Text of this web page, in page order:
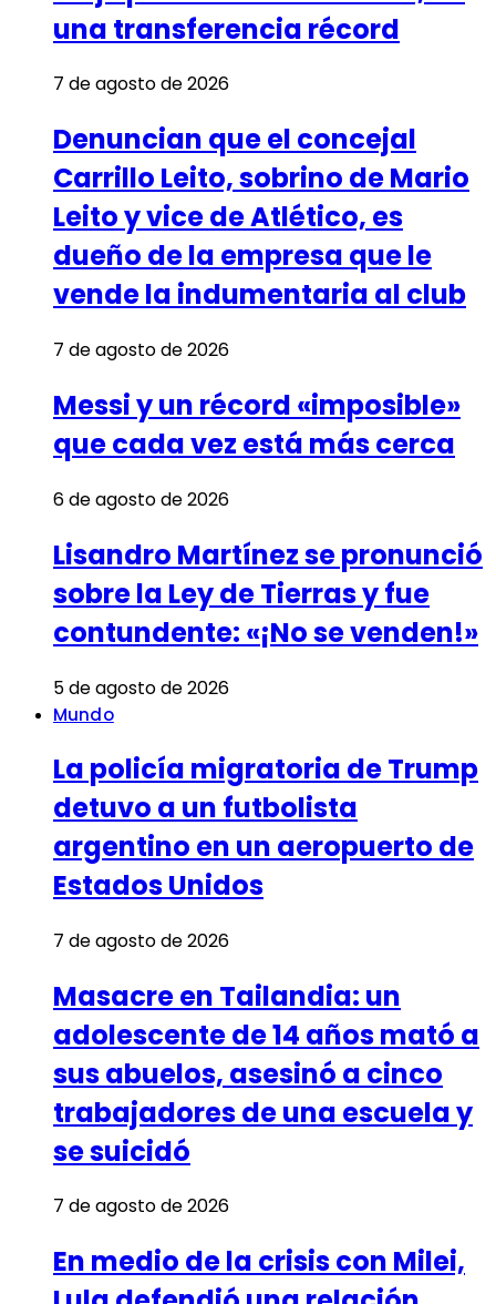
una transferencia récord
7 de agosto de 2026
Denuncian que el concejal
Carrillo Leito, sobrino de Mario
Leito y vice de Atlético, es
dueño de la empresa que le
vende la indumentaria al club
7 de agosto de 2026
Messi y un récord «imposible»
que cada vez está más cerca
6 de agosto de 2026
Lisandro Martínez se pronunció
sobre la Ley de Tierras y fue
contundente: «¡No se venden!»
5 de agosto de 2026
Mundo
La policía migratoria de Trump
detuvo a un futbolista
argentino en un aeropuerto de
Estados Unidos
7 de agosto de 2026
Masacre en Tailandia: un
adolescente de 14 años mató a
sus abuelos, asesinó a cinco
trabajadores de una escuela y
se suicidó
7 de agosto de 2026
En medio de la crisis con Milei,